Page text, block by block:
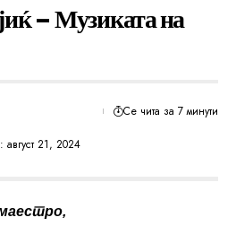
– Музиката на
август 21, 2024
Се чита за 7 минути